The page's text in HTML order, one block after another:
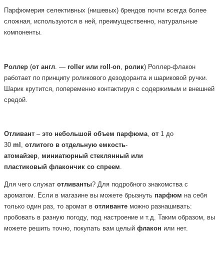
Парфюмерия селективных (нишевых) брендов почти всегда более
сложная, используются в ней, преимущественно, натуральные
компоненты.
Роллер (от англ. — roller или roll -on, ролик) Роллер-флакон
работает по принципу роликового дезодоранта и шариковой ручки.
Шарик крутится, попеременно контактируя с содержимым и внешней
средой.
Отливант – это небольшой объем парфюма, от 1 до
30 ml , отлитого в отдельную емкость-
атомайзер, миниатюрный стеклянный или
пластиковый флакончик со спреем.
Для чего служат отливанты? Для подробного знакомства с
ароматом. Если в магазине вы можете брызнуть парфюм на себя
только один раз, то аромат в отливанте можно разнашивать:
пробовать в разную погоду, под настроение и т.д. Таким образом, вы
можете решить точно, покупать вам целый флакон или нет.